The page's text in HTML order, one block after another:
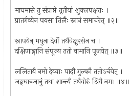
माघमासे तु संप्राप्ते तृतीयां शुक्लपक्षतः ।
प्रातर्गव्येन पयसा तिलैः स्नानं समाचरेत् ॥२॥
स्नापयेन्‌ मधुना देवीं तथैवेक्षुरसेन च ।
दक्षिणाङ्गानि संपूज्य ततो वामानि पूजयेत् ॥३॥
ललितायै नमो देव्याः पादौ गुल्फौ ततोऽर्चयेत् ।
जङ्घाञ्जानुं तथा शान्त्यै तथैवोरुं श्रियै नमः ॥४॥